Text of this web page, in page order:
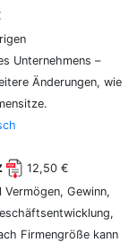
Unternehmens –
Änderungen, wie
12,50 €
Gewinn,
Firmengröße kann